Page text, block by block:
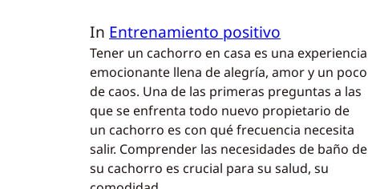
In Entrenamiento positivo
Tener un cachorro en casa es una experiencia
emocionante llena de alegría, amor y un poco
de caos. Una de las primeras preguntas a las
que se enfrenta todo nuevo propietario de
un cachorro es con qué frecuencia necesita
salir. Comprender las necesidades de baño de
su cachorro es crucial para su salud, su